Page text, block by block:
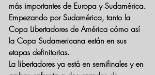
más importantes de Europa y Sudamérica.
Empezando por Sudamérica, tanto la
Copa Libertadores de América cómo así
la Copa Sudamericana están en sus
etapas definitorias.
La libertadores ya está en semifinales y en